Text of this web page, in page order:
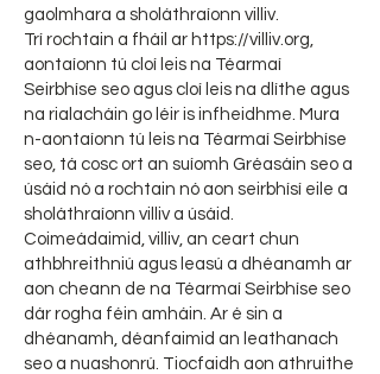
gaolmhara a sholáthraíonn villiv.
Trí rochtain a fháil ar https://villiv.org,
aontaíonn tú cloí leis na Téarmaí
Seirbhíse seo agus cloí leis na dlíthe agus
na rialacháin go léir is infheidhme. Mura
n-aontaíonn tú leis na Téarmaí Seirbhíse
seo, tá cosc ort an suíomh Gréasáin seo a
úsáid nó a rochtain nó aon seirbhísí eile a
sholáthraíonn villiv a úsáid.
Coimeádaimid, villiv, an ceart chun
athbhreithniú agus leasú a dhéanamh ar
aon cheann de na Téarmaí Seirbhíse seo
dár rogha féin amháin. Ar é sin a
dhéanamh, déanfaimid an leathanach
seo a nuashonrú. Tiocfaidh aon athruithe